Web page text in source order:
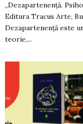
„Dezapartenență.
Editura Tracus Arte,
Dezapartenență este
teorie,...